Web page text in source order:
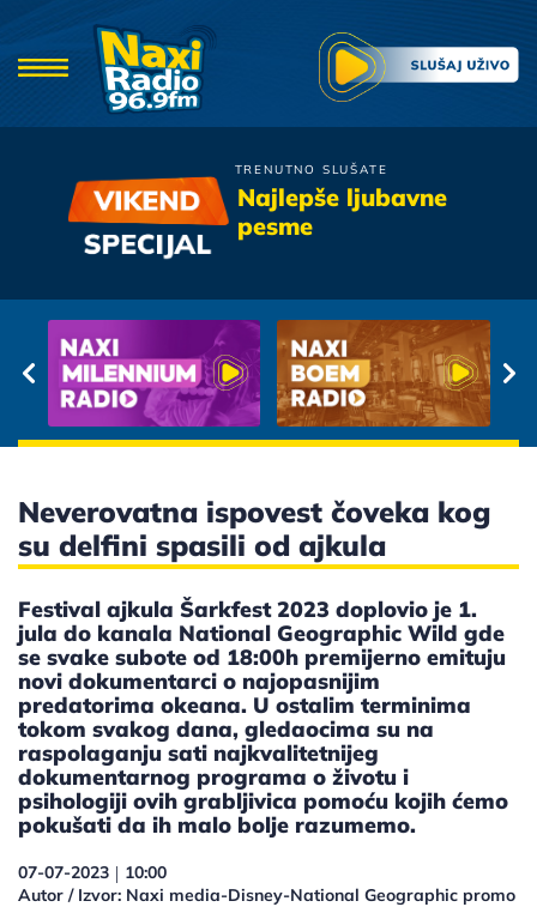
TRENUTNO SLUŠATE
Najlepše ljubavne
pesme
Bajaga
Lepa Janja ribareva kci
Neverovatna ispovest čoveka kog
su delfini spasili od ajkula
Festival ajkula Šarkfest 2023 doplovio je 1.
jula do kanala National Geographic Wild gde
se svake subote od 18:00h premijerno emituju
novi dokumentarci o najopasnijim
predatorima okeana. U ostalim terminima
tokom svakog dana, gledaocima su na
raspolaganju sati najkvalitetnijeg
dokumentarnog programa o životu i
psihologiji ovih grabljivica pomoću kojih ćemo
pokušati da ih malo bolje razumemo.
07-07-2023 | 10:00
Autor / Izvor: Naxi media-Disney-National Geographic promo